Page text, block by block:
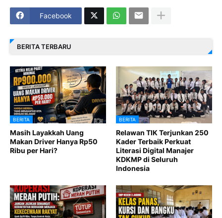
Facebook
BERITA TERBARU
BERITA
Masih Layakkah Uang
Makan Driver Hanya Rp50
Ribu per Hari?
BERITA
Relawan TIK Terjunkan 250
Kader Terbaik Perkuat
Literasi Digital Manajer
KDKMP di Seluruh
Indonesia